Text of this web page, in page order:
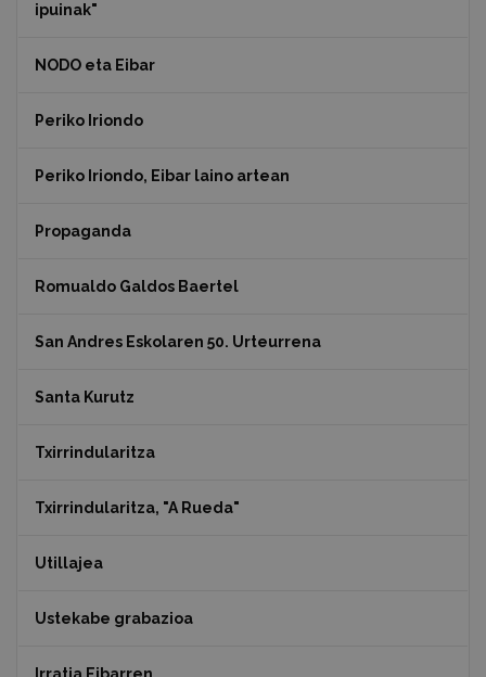
ipuinak"
NODO eta Eibar
Periko Iriondo
Periko Iriondo, Eibar laino artean
Propaganda
Romualdo Galdos Baertel
San Andres Eskolaren 50. Urteurrena
Santa Kurutz
Txirrindularitza
Txirrindularitza, "A Rueda"
Utillajea
Ustekabe grabazioa